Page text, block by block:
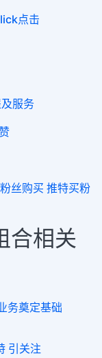
点击
服务
丝购买 推特买粉
合相关
务奠定基础
引关注